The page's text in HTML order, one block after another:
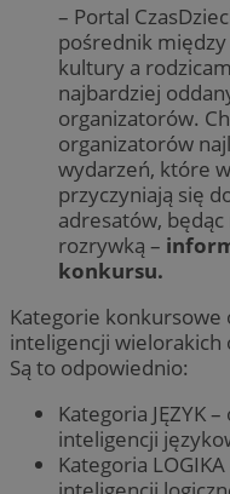
– Portal
pośrednik
kultury a
najbardziej
organizatorów.
organizatorów
wydarzeń, które
przyczyniają się
adresatów,
rozrywką –
konkursu.
Kategorie konkursowe
inteligencji wielorakich
Są to odpowiednio:
Kategoria JĘZYK
inteligencji
Kategoria